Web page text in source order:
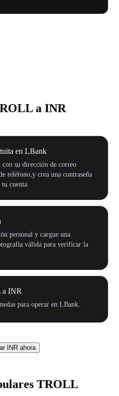
a INR
en LBank
con su dirección de correo
teléfono,y crea una contraseña
tu cuenta
personal y cargue una
válida para verificar la
a INR
para operar en LBank.
INR ahora
TROLL